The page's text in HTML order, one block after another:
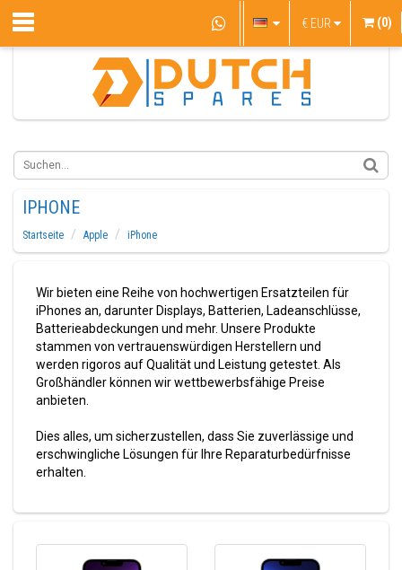
€ EUR (0)
IPHONE
Startseite Apple iPhone
Wir bieten eine Reihe von hochwertigen Ersatzteilen für
iPhones an, darunter Displays, Batterien, Ladeanschlüsse,
Batterieabdeckungen und mehr. Unsere Produkte
stammen von vertrauenswürdigen Herstellern und
werden rigoros auf Qualität und Leistung getestet. Als
Großhändler können wir wettbewerbsfähige Preise
anbieten.
Dies alles, um sicherzustellen, dass Sie zuverlässige und
erschwingliche Lösungen für Ihre Reparaturbedürfnisse
erhalten.